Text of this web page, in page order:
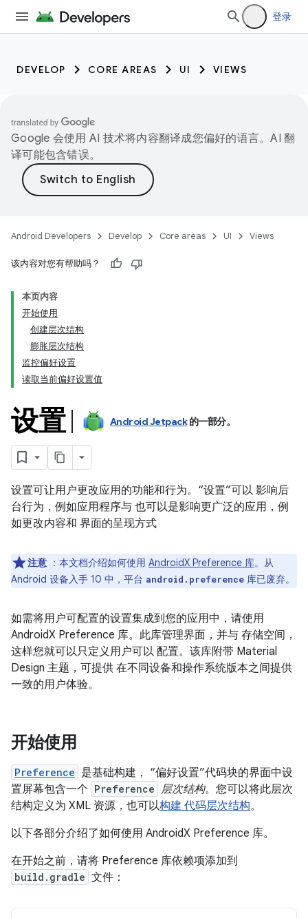
登录
DEVELOP CORE AREAS UI VIEWS
Google 会使用 AI 技术将内容翻译成您偏好的语言。AI 翻
译可能包含错误。
Android Developers Develop Core areas UI Views
该内容对您有帮助吗？
本页内容
开始使用
创建层次结构
膨胀层次结构
监控偏好设置
读取当前偏好设置值
设置 Android Jetpack的一部分。
设置可让用户更改应用的功能和行为。“设置”可以 影响后
台行为，例如应用程序与 也可以是影响更广泛的应用，例
如更改内容和 界面的呈现方式
注意 ：本文档介绍如何使用 AndroidX Preference 库。从
Android 设备入手 10 中，平台 android.preference 库已废弃。
如需将用户可配置的设置集成到您的应用中，请使用
AndroidX Preference 库。此库管理界面，并与 存储空间，
这样您就可以只定义用户可以 配置。该库附带 Material
Design 主题，可提供 在不同设备和操作系统版本之间提供
一致的用户体验。
开始使用
Preference 是基础构建， “偏好设置”代码块的界面中设
置屏幕包含一个 Preference 层次结构。您可以将此层次
结构定义为 XML 资源，也可以构建 代码层次结构。
以下各部分介绍了如何使用 AndroidX Preference 库。
在开始之前，请将 Preference 库依赖项添加到
build.gradle 文件：